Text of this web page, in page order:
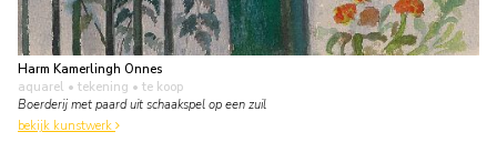
Harm Kamerlingh Onnes
aquarel • tekening • te koop
Boerderij met paard uit schaakspel op een zuil
bekijk kunstwerk